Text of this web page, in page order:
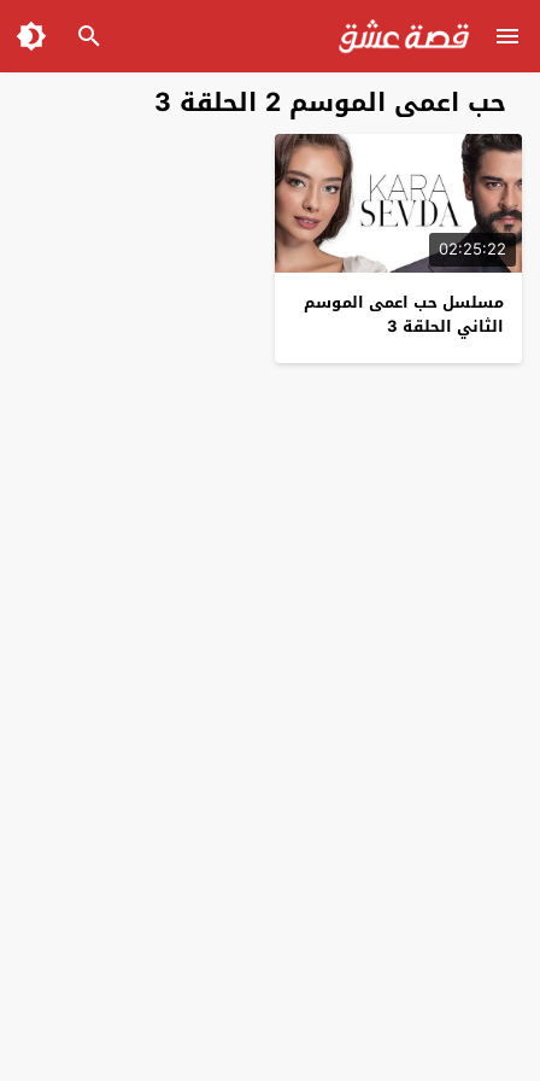
حب اعمى الموسم 2 الحلقة 3
02:25:22
مسلسل حب اعمى الموسم
الثاني الحلقة 3